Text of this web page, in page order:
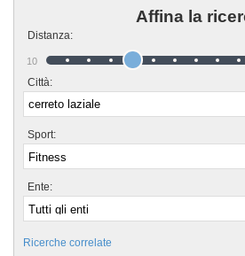
Affina la
Distanza:
10
Città:
Sport:
Ente:
Ricerche correlate